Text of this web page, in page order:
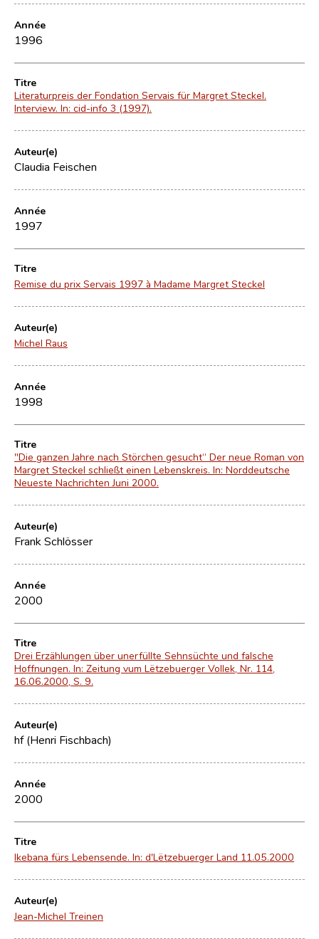
Année
1996
Titre
Literaturpreis der Fondation Servais für Margret Steckel.
Interview. In: cid-info 3 (1997).
Auteur(e)
Claudia Feischen
Année
1997
Titre
Remise du prix Servais 1997 à Madame Margret Steckel
Auteur(e)
Michel Raus
Année
1998
Titre
"Die ganzen Jahre nach Störchen gesucht“ Der neue Roman von
Margret Steckel schließt einen Lebenskreis. In: Norddeutsche
Neueste Nachrichten Juni 2000.
Auteur(e)
Frank Schlösser
Année
2000
Titre
Drei Erzählungen über unerfüllte Sehnsüchte und falsche
Hoffnungen. In: Zeitung vum Lëtzebuerger Vollek, Nr. 114,
16.06.2000, S. 9.
Auteur(e)
hf (Henri Fischbach)
Année
2000
Titre
Ikebana fürs Lebensende. In: d'Lëtzebuerger Land 11.05.2000
Auteur(e)
Jean-Michel Treinen